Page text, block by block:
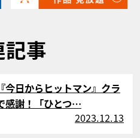
記事
今日からヒットマン』クラ
感謝！「ひとつ…
2023.12.13